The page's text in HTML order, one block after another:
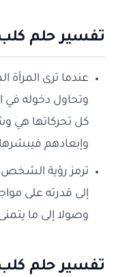
تفسير حلم
عندما ترى المرأة
وتحاول دخوله في
كل تحركاتها هي
وإبعادهم
ترمز رؤية
إلى قدرته على
وصولا إلى ما
تفسير حلم